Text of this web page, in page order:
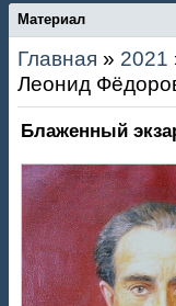
Материал
Главная » 2021
Леонид
Блаженный